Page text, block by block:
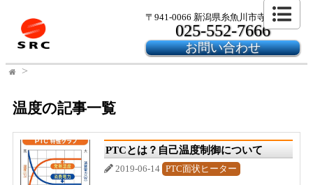
〒941-0066 新潟県糸魚川市寺島2-24-6
025-552-7666
お問い合わせ
温度の記事一覧
PTCとは？自己温度制御について
2019-06-14 PTC面状ヒーター